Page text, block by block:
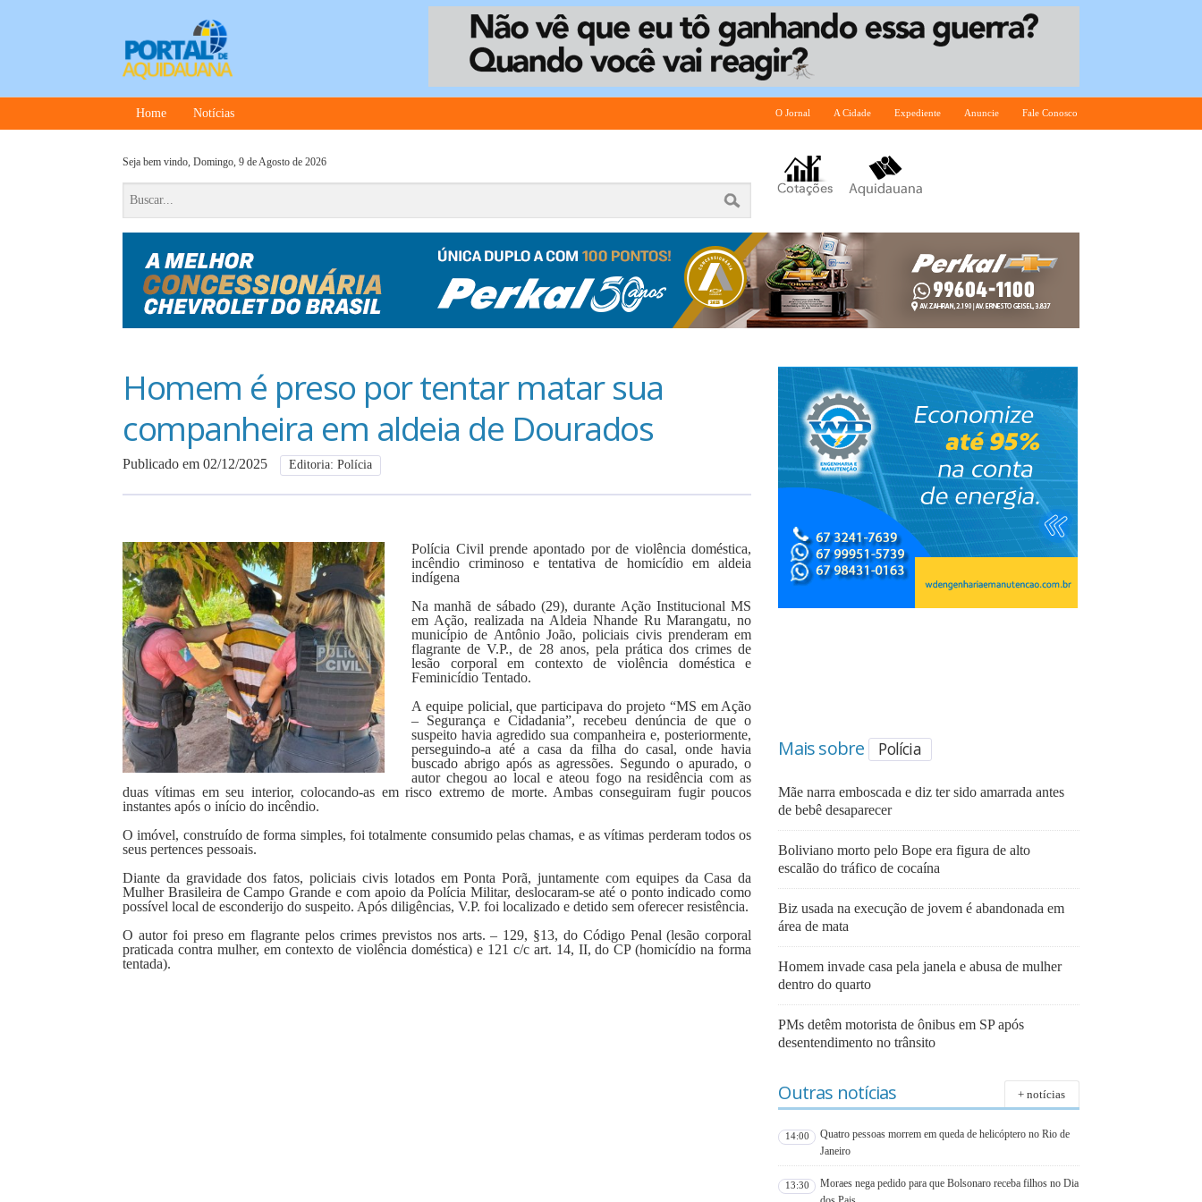
Home Notícias O Jornal A Cidade Expediente Anuncie Fale Conosco
Seja bem vindo, Domingo, 9 de Agosto de 2026
Homem é preso por tentar matar sua
companheira em aldeia de Dourados
Publicado em 02/12/2025 Editoria: Polícia
Polícia Civil prende apontado por de violência doméstica,
incêndio criminoso e tentativa de homicídio em aldeia
indígena
Na manhã de sábado (29), durante Ação Institucional MS
em Ação, realizada na Aldeia Nhande Ru Marangatu, no
município de Antônio João, policiais civis prenderam em
flagrante de V.P., de 28 anos, pela prática dos crimes de
lesão corporal em contexto de violência doméstica e
Feminicídio Tentado.
A equipe policial, que participava do projeto “MS em Ação
– Segurança e Cidadania”, recebeu denúncia de que o
suspeito havia agredido sua companheira e, posteriormente,
perseguindo-a até a casa da filha do casal, onde havia
buscado abrigo após as agressões. Segundo o apurado, o
autor chegou ao local e ateou fogo na residência com as
duas vítimas em seu interior, colocando-as em risco extremo de morte. Ambas conseguiram fugir poucos
instantes após o início do incêndio.
O imóvel, construído de forma simples, foi totalmente consumido pelas chamas, e as vítimas perderam todos os
seus pertences pessoais.
Diante da gravidade dos fatos, policiais civis lotados em Ponta Porã, juntamente com equipes da Casa da
Mulher Brasileira de Campo Grande e com apoio da Polícia Militar, deslocaram-se até o ponto indicado como
possível local de esconderijo do suspeito. Após diligências, V.P. foi localizado e detido sem oferecer resistência.
O autor foi preso em flagrante pelos crimes previstos nos arts. – 129, §13, do Código Penal (lesão corporal
praticada contra mulher, em contexto de violência doméstica) e 121 c/c art. 14, II, do CP (homicídio na forma
tentada).
Mais sobre Polícia
Mãe narra emboscada e diz ter sido amarrada antes
de bebê desaparecer
Boliviano morto pelo Bope era figura de alto
escalão do tráfico de cocaína
Biz usada na execução de jovem é abandonada em
área de mata
Homem invade casa pela janela e abusa de mulher
dentro do quarto
PMs detêm motorista de ônibus em SP após
desentendimento no trânsito
Outras notícias + notícias
14:00
Quatro pessoas morrem em queda de helicóptero no Rio de
Janeiro
13:30
Moraes nega pedido para que Bolsonaro receba filhos no Dia